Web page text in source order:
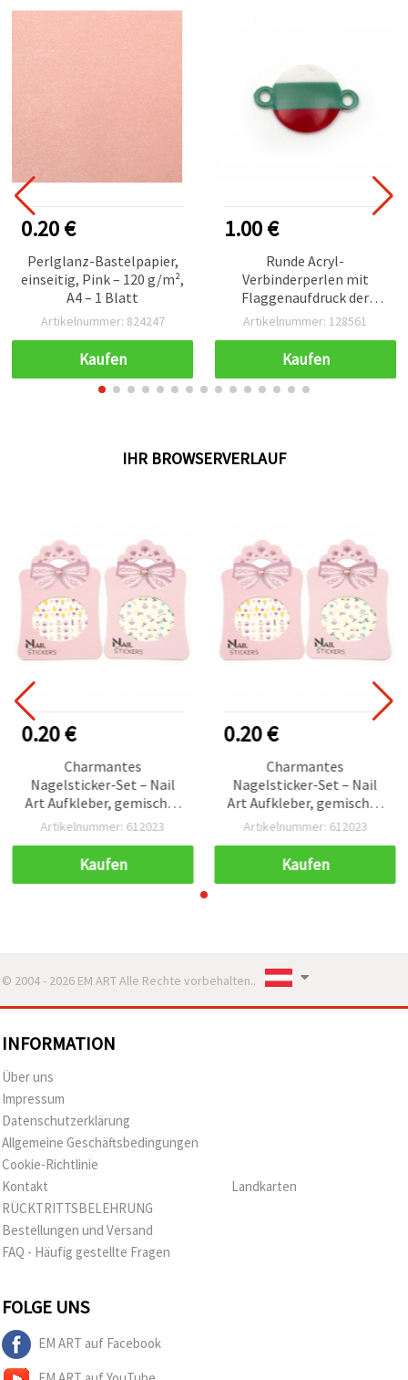
0.20 €
Perlglanz-Bastelpapier,
einseitig, Pink – 120 g/m²,
A4 – 1 Blatt
Artikelnummer: 824247
Kaufen
1.00 €
Runde Acryl-
Verbinderperlen mit
Flaggenaufdruck der
bulgarischen Trikolore,
für Armbänder, Ketten &
DIY-Schmuck,
Schmuckzubehör, 5er-
Artikelnummer: 128561
Kaufen
IHR BROWSERVERLAUF
0.20 €
Charmantes
Nagelsticker-Set – Nail
Art Aufkleber, gemischte
Farben
Artikelnummer: 612023
Kaufen
0.20 €
Charmantes
Nagelsticker-Set – Nail
Art Aufkleber, gemischte
Farben
Artikelnummer: 612023
Kaufen
© 2004 - 2026 EM ART Alle Rechte vorbehalten..
INFORMATION
Über uns
Impressum
Datenschutzerklärung
Allgemeine Geschäftsbedingungen
Cookie-Richtlinie
Kontakt
RÜCKTRITTSBELEHRUNG
Bestellungen und Versand
FAQ - Häufig gestellte Fragen
Landkarten
FOLGE UNS
EM ART auf Facebook